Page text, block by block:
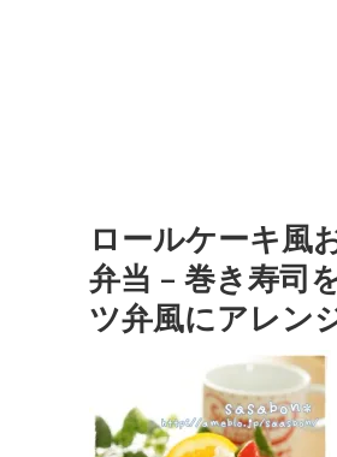
ロールケーキ風
弁当 – 巻き寿司
ツ弁風にアレン